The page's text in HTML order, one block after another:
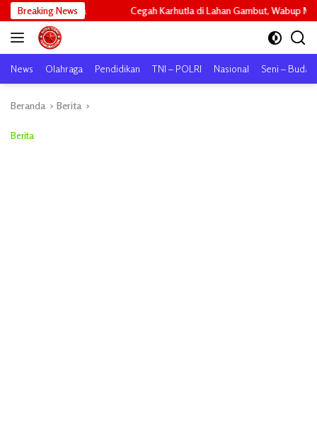
Langsung
ke
konten
Breaking NewsCegah Karhutla di Lahan Gambut, Wabup Meranti Perintahkan
News Olahraga Pendidikan TNI – POLRI Nasional Seni –
Beranda Berita
Berita